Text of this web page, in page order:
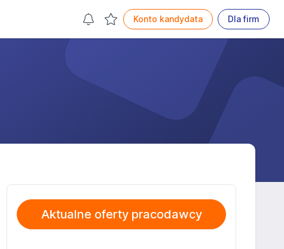
Konto kandydata Dla firm
Aktualne oferty pracodawcy